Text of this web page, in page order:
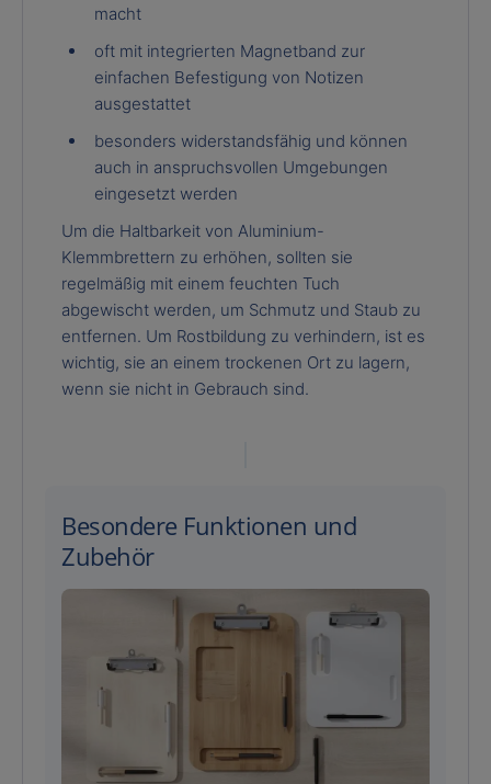
macht
oft mit integrierten Magnetband zur
einfachen Befestigung von Notizen
ausgestattet
besonders widerstandsfähig und können
auch in anspruchsvollen Umgebungen
eingesetzt werden
Um die Haltbarkeit von Aluminium-
Klemmbrettern zu erhöhen, sollten sie
regelmäßig mit einem feuchten Tuch
abgewischt werden, um Schmutz und Staub zu
entfernen. Um Rostbildung zu verhindern, ist es
wichtig, sie an einem trockenen Ort zu lagern,
wenn sie nicht in Gebrauch sind.
Besondere Funktionen und
Zubehör